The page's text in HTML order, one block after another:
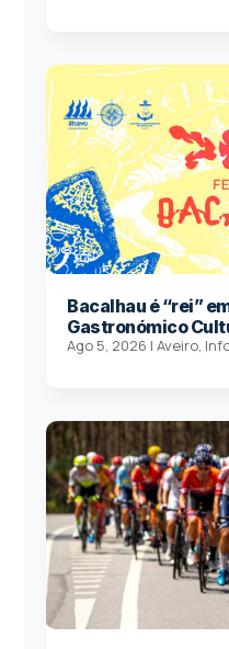
Bacalhau é “rei”
Gastronómico
Ago 5, 2026 |Aveiro,